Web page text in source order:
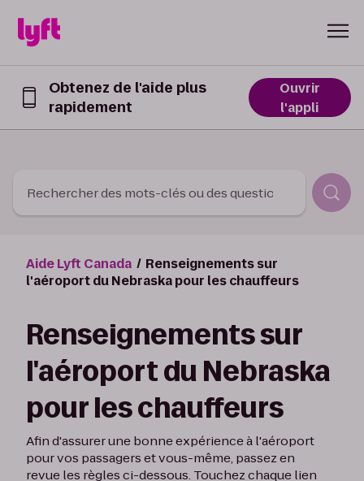
Obtenez de l'aide plus
rapidement
Obtenez
dans
Ouvrir
l'appli
Rechercher des mots-clés ou des questions
Aide Lyft Canada
Renseignements sur
l'aéroport du Nebraska pour les chauffeurs
Renseignements sur
l'aéroport du Nebraska
pour les chauffeurs
Afin d'assurer une bonne expérience à l'aéroport
pour vos passagers et vous-même, passez en
revue les règles ci-dessous. Touchez chaque lien